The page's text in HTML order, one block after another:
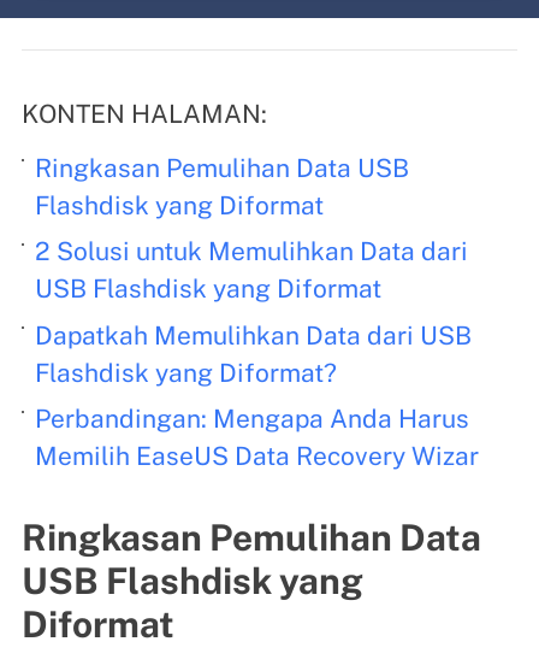
KONTEN HALAMAN:
Ringkasan Pemulihan Data USB
Flashdisk yang Diformat
2 Solusi untuk Memulihkan Data dari
USB Flashdisk yang Diformat
Dapatkah Memulihkan Data dari USB
Flashdisk yang Diformat?
Perbandingan: Mengapa Anda Harus
Memilih EaseUS Data Recovery Wizar
Ringkasan Pemulihan Data
USB Flashdisk yang
Diformat